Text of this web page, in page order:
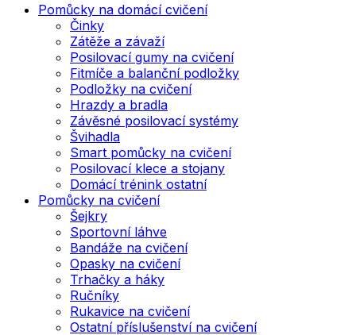
Pomůcky na domácí cvičení
Činky
Zátěže a závaží
Posilovací gumy na cvičení
Fitmíče a balanční podložky
Podložky na cvičení
Hrazdy a bradla
Závěsné posilovací systémy
Švihadla
Smart pomůcky na cvičení
Posilovací klece a stojany
Domácí trénink ostatní
Pomůcky na cvičení
Šejkry
Sportovní láhve
Bandáže na cvičení
Opasky na cvičení
Trhačky a háky
Ručníky
Rukavice na cvičení
Ostatní příslušenství na cvičení